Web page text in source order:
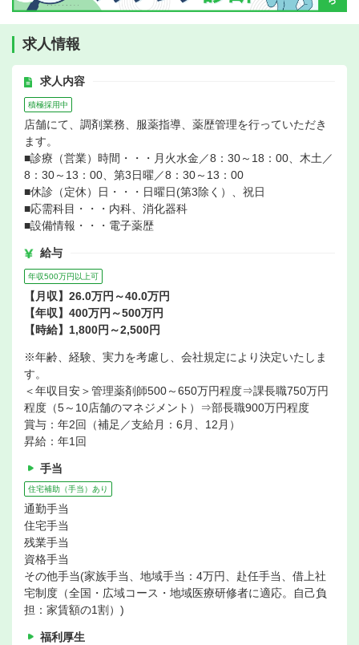
求人情報
求人内容
積極採用中
店舗にて、調剤業務、服薬指導、薬歴管理を行っていただき
ます。
■診療（営業）時間・・・月火水金／8：30～18：00、木土／
8：30～13：00、第3日曜／8：30～13：00
■休診（定休）日・・・日曜日(第3除く）、祝日
■応需科目・・・内科、消化器科
■設備情報・・・電子薬歴
給与
年収500万円以上可
【月収】26.0万円～40.0万円
【年収】400万円～500万円
【時給】1,800円～2,500円
※年齢、経験、実力を考慮し、会社規定により決定いたしま
す。
＜年収目安＞管理薬剤師500～650万円程度⇒課長職750万円
程度（5～10店舗のマネジメント）⇒部長職900万円程度
賞与：年2回（補足／支給月：6月、12月）
昇給：年1回
手当
住宅補助（手当）あり
通勤手当
住宅手当
残業手当
資格手当
その他手当(家族手当、地域手当：4万円、赴任手当、借上社
宅制度（全国・広域コース・地域医療研修者に適応。自己負
担：家賃額の1割）)
福利厚生